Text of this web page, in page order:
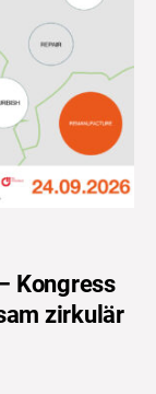
Kongress
zirkulär